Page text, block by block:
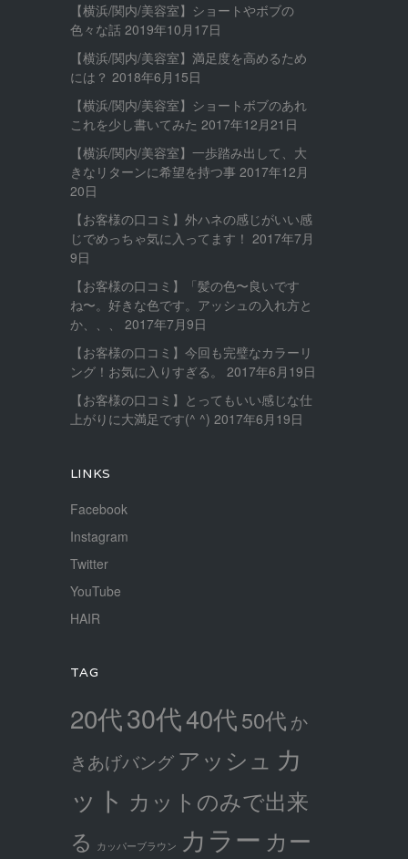
【横浜/関内/美容室】ショートやボブの
色々な話 2019年10月17日
【横浜/関内/美容室】満足度を高めるため
には？ 2018年6月15日
【横浜/関内/美容室】ショートボブのあれ
これを少し書いてみた 2017年12月21日
【横浜/関内/美容室】一歩踏み出して、大
きなリターンに希望を持つ事 2017年12月
20日
【お客様の口コミ】外ハネの感じがいい感
じでめっちゃ気に入ってます！ 2017年7月
9日
【お客様の口コミ】「髪の色〜良いです
ね〜。好きな色です。アッシュの入れ方と
か、、、
2017年7月9日
【お客様の口コミ】今回も完璧なカラーリ
ング！お気に入りすぎる。
2017年6月19日
【お客様の口コミ】とってもいい感じな仕
上がりに大満足です(^ ^) 2017年6月19日
LINKS
Facebook
Instagram
Twitter
YouTube
HAIR
TAG
20代30代40代50代 か
きあげバング アッシュ カ
ット カットのみで出来
る カッパーブラウン カラー カー